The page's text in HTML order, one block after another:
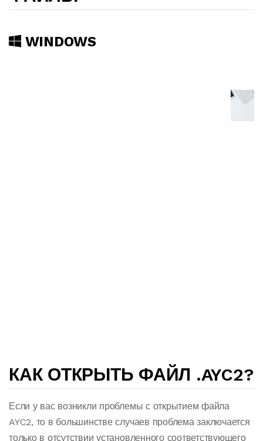
WINDOWS
КАК ОТКРЫТЬ ФАЙЛ .AYC2?
Если у вас возникли проблемы с открытием файла
AYC2, то в большинстве случаев проблема заключается
только в отсутствии установленного соответствующего